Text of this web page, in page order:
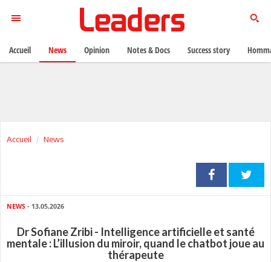
Accueil News
NEWS - 13.05.2026
Dr Sofiane Zribi - Intelligence artificielle et santé
mentale : L’illusion du miroir, quand le chatbot joue au
thérapeute
Accueil News Opinion Notes & Docs Success story